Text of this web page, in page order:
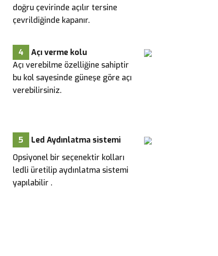
doğru çevirinde açılır tersine
çevrildiğinde kapanır.
4
Açı verme kolu
Açı verebilme özelliğine sahiptir
bu kol sayesinde güneşe göre açı
verebilirsiniz.
5
Led Aydınlatma sistemi
Opsiyonel bir seçenektir kolları
ledli üretilip aydınlatma sistemi
yapılabilir .